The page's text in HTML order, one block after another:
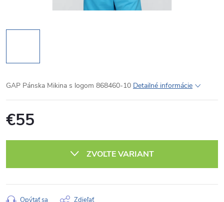
GAP Pánska Mikina s logom 868460-10 Detailné informácie
€55
ZVOĽTE VARIANT
Opýtať sa Zdieľať